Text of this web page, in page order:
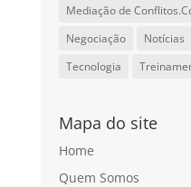
Mediação de
Negociação
Notícias
Tecnologia
Mapa do site
Home
Quem Somos